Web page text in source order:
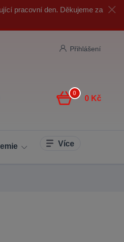
pracovní den. Děkujeme za
Přihlášení
0
0 Kč
Více